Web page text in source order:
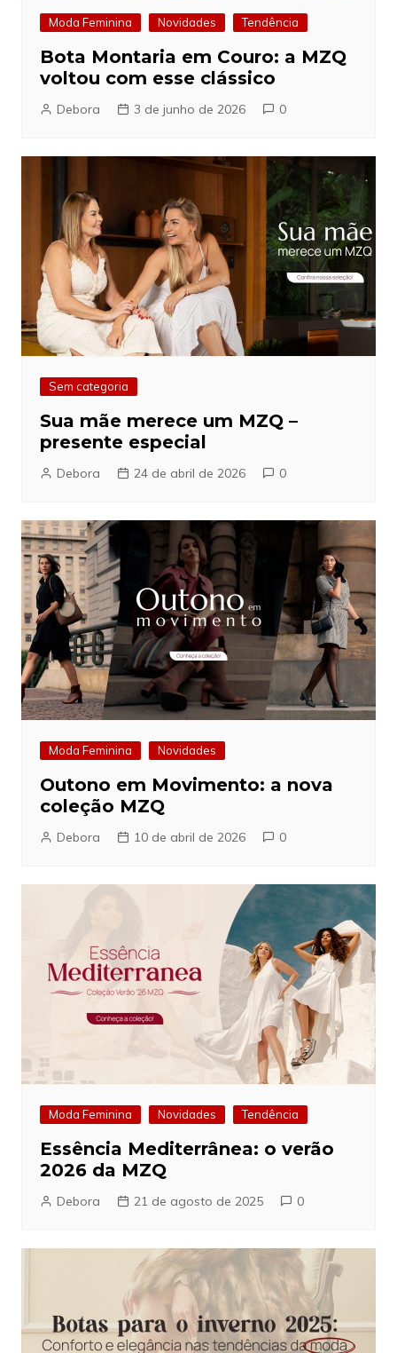
Moda Feminina Novidades Tendência
Bota Montaria em Couro: a MZQ
voltou com esse clássico
Debora 3 de junho de 2026 0
Sem categoria
Sua mãe merece um MZQ –
presente especial
Debora 24 de abril de 2026 0
Moda Feminina Novidades
Outono em Movimento: a nova
coleção MZQ
Debora 10 de abril de 2026 0
Moda Feminina Novidades Tendência
Essência Mediterrânea: o verão
2026 da MZQ
Debora 21 de agosto de 2025 0